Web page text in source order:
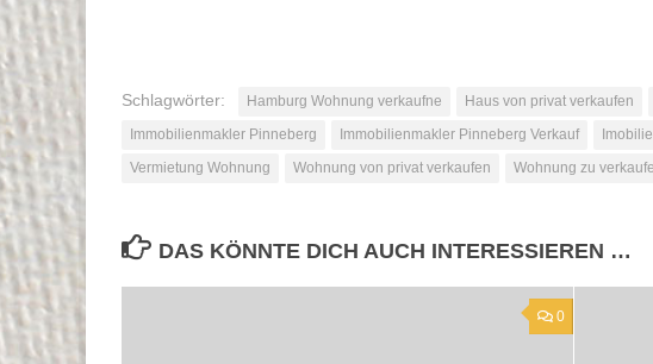
Schlagwörter: Hamburg Wohnung verkaufne Haus von privat verkaufen
Immobilienmakler Pinneberg
Immobilienmakler Pinneberg Verkauf
Vermietung Wohnung
Wohnung von privat verkaufen Wohnung zu
DAS KÖNNTE DICH AUCH INTERESSIEREN …
0